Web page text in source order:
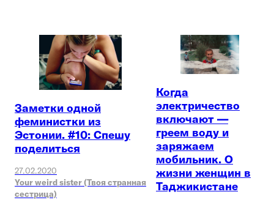
Заметки одной
феминистки из
Эстонии. #10: Спешу
поделиться
27.02.2020
Your weird sister (Твоя странная
сестрица)
Когда
электричество
включают —
греем воду и
заряжаем
мобильник. О
жизни женщин в
Таджикистане